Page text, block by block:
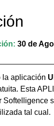
30 de
la aplicación
Esta
Softelligence
tal cual.